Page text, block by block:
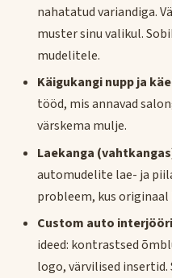
nahatatud variandiga.
muster sinu valikul.
mudelitele.
Käigukangi nupp ja
tööd, mis annavad
värskema mulje.
Laekanga
automudelite lae- ja
probleem, kus
Custom auto
ideed: kontrastsed
logo, värvilised